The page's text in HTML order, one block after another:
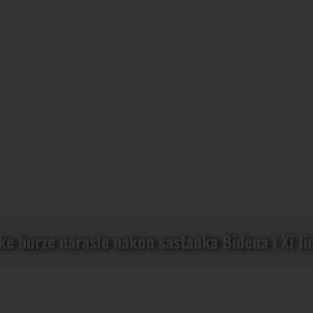
burze narasle nakon sastanka Bidena i Xi